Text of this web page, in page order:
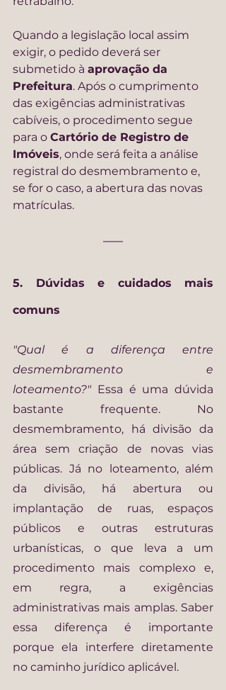
Quando a legislação local assim
exigir, o pedido deverá ser
submetido à aprovação da
Prefeitura. Após o cumprimento
das exigências administrativas
cabíveis, o procedimento segue
para o Cartório de Registro de
Imóveis, onde será feita a análise
registral do desmembramento e,
se for o caso, a abertura das novas
matrículas.
5. Dúvidas e cuidados mais
comuns
"Qual é a diferença entre
desmembramento e
loteamento?" Essa é uma dúvida
bastante frequente. No
desmembramento, há divisão da
área sem criação de novas vias
públicas. Já no loteamento, além
da divisão, há abertura ou
implantação de ruas, espaços
públicos e outras estruturas
urbanísticas, o que leva a um
procedimento mais complexo e,
em regra, a exigências
administrativas mais amplas. Saber
essa diferença é importante
porque ela interfere diretamente
no caminho jurídico aplicável.